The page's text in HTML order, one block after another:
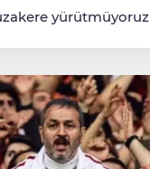
yürütmüyoruz